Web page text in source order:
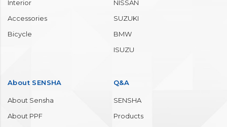
Interior
Accessories
Bicycle
NISSAN
SUZUKI
BMW
ISUZU
About SENSHA
About Sensha
About PPF
Q&A
SENSHA
Products